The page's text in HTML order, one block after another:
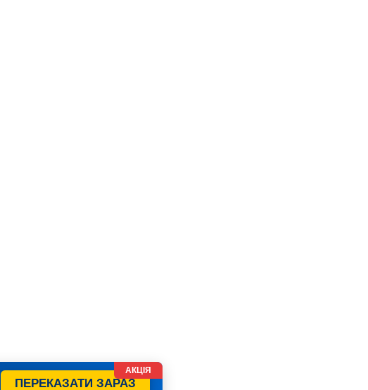
ПЕРЕКАЗАТИ ЗАРАЗ
АКЦІЯ